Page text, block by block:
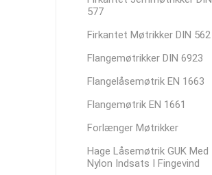
577
Firkantet Møtrikker DIN 562
Flangemøtrikker DIN 6923
Flangelåsemøtrik EN 1663
Flangemøtrik EN 1661
Forlænger Møtrikker
Hage Låsemøtrik GUK Med
Nylon Indsats I Fingevind